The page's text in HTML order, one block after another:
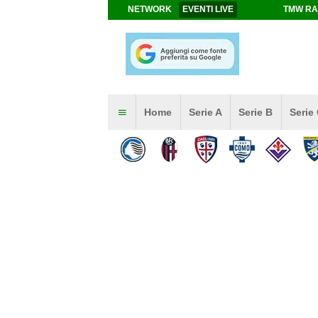
NETWORK EVENTI LIVE TMW
Home Serie A Serie B Serie